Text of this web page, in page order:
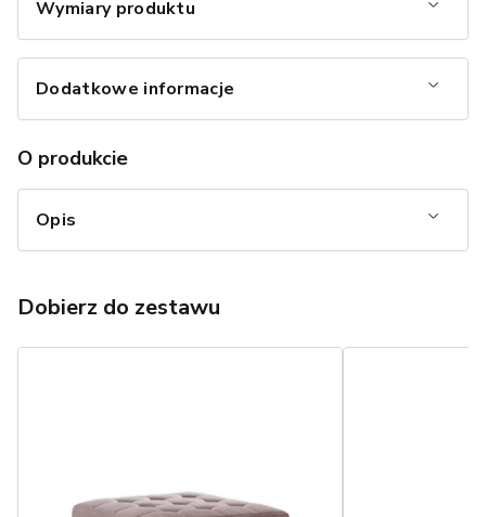
Wymiary produktu
Dodatkowe informacje
O produkcie
Opis
Dobierz do zestawu